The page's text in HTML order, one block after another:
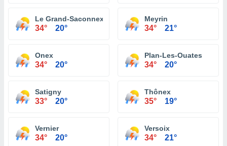
Le Grand-Saconnex
34° 20°
Meyrin
34° 21°
Onex
34° 20°
Plan-Les-Ouates
34° 20°
Satigny
33° 20°
Thônex
35° 19°
Vernier
34° 20°
Versoix
34° 21°